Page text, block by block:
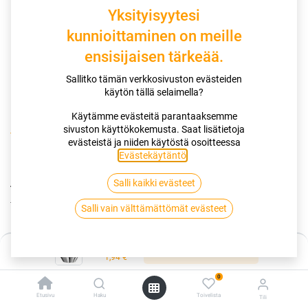
1,94€
Etusivu Haku
0
Toivelista Tili
Kauppa Mutterit Avomutteri 12x1,5x25 60° Av19
Avomutteri 12x1,5x25 60° Av19
Tuotekoodi: 256908
Toimittajilla (kotimaa):
Saatavilla
Toimitusaika:
3 arkipäivää
Yksityisyytesi
kunnioittaminen on meille
ensisijaisen tärkeää.
Sallitko tämän verkkosivuston evästeiden
käytön tällä selaimella?
Käytämme evästeitä parantaaksemme
sivuston käyttökokemusta. Saat lisätietoja
evästeistä ja niiden käytöstä osoitteessa
Evästekäytäntö
Salli kaikki evästeet
Salli vain välttämättömät evästeet